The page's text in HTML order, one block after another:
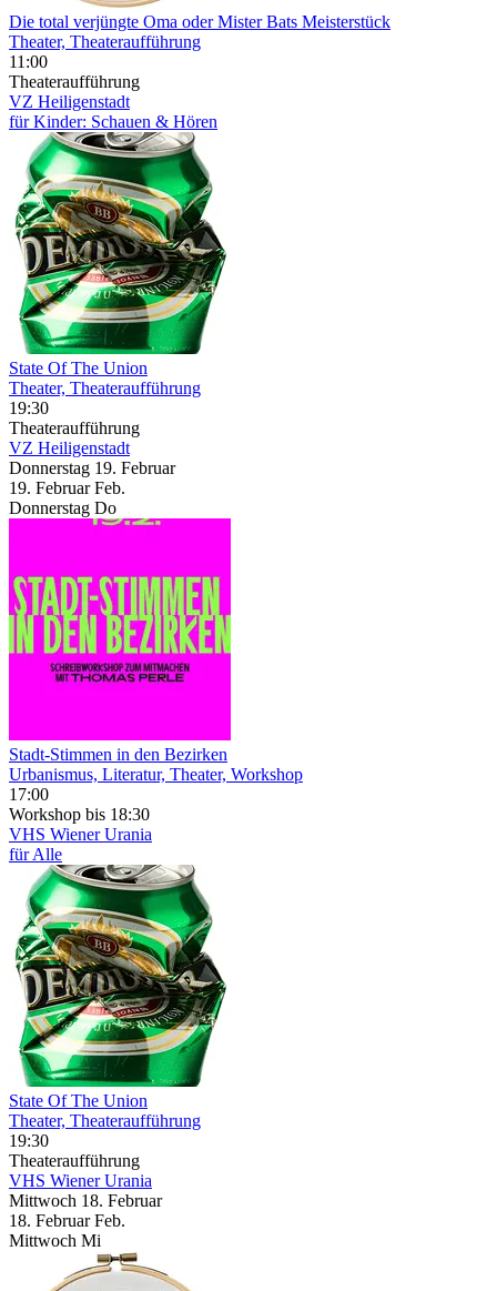
Die total verjüngte Oma oder Mister Bats Meisterstück
Theater, Theateraufführung
11:00
Theateraufführung
VZ Heiligenstadt
für Kinder: Schauen & Hören
State Of The Union
Theater, Theateraufführung
19:30
Theateraufführung
VZ Heiligenstadt
Donnerstag 19. Februar
19. Februar Feb.
Donnerstag Do
Stadt-Stimmen in den Bezirken
Urbanismus, Literatur, Theater, Workshop
17:00
Workshop bis 18:30
VHS Wiener Urania
für Alle
State Of The Union
Theater, Theateraufführung
19:30
Theateraufführung
VHS Wiener Urania
Mittwoch 18. Februar
18. Februar Feb.
Mittwoch Mi